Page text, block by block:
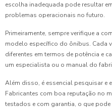
escolha inadequada pode resultar
problemas operacionais no futuro.
Primeiramente, sempre verifique a
modelo específico do ônibus. Cada
diferentes em termos de potência e
um especialista ou o manual do
Além disso, é essencial pesquisar e
Fabricantes com boa reputação no
testados e com garantia, o que